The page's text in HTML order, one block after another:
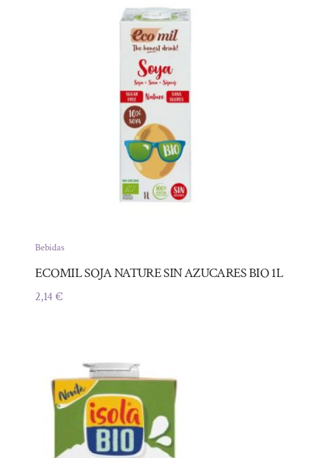
Bebidas
ECOMIL SOJA NATURE SIN AZUCARES BIO 1L
2,14€